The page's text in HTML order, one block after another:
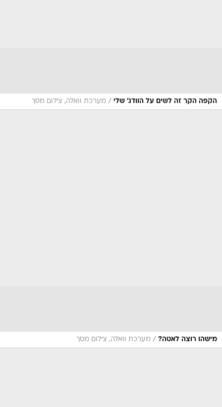
הקפה הקר זה לשים על הוודג' שלי / מערכת וואלה, צילום מסך
מישהו רוצה לאטה? / מערכת וואלה, צילום מסך